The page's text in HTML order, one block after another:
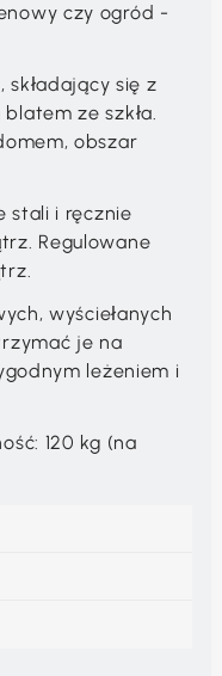
czy ogród -
się z
ze szkła.
obszar
stali i ręcznie
Regulowane
wyściełanych
je na
leżeniem i
120 kg (na